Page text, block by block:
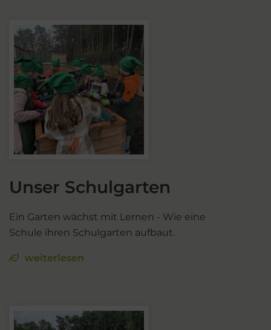
Unser Schulgarten
Ein Garten wächst mit Lernen - Wie eine
Schule ihren Schulgarten aufbaut.
weiterlesen